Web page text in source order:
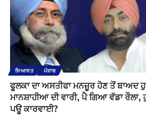
ਸਿਆਸਤ ਪੰਜਾਬ
ਫੂਲਕਾ ਦਾ ਅਸਤੀਫਾ ਮਨਜ਼ੂਰ ਹੋਣ ਤੋਂ ਬਾਅਦ
ਮਾਨਸ਼ਾਹੀਆ ਦੀ ਵਾਰੀ, ਪੈ ਗਿਆ ਵੱਡਾ
ਪਊ ਕਾਰਵਾਈ?